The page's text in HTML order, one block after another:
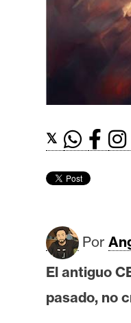
u
I
A
n
á
l
𝕏
Por
El antiguo
pasado, no